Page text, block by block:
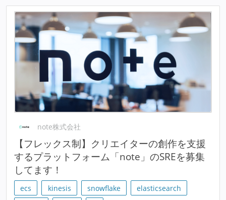
note株式会社
【フレックス制】クリエイターの創作を支援
するプラットフォーム「note」のSREを募集
してます！
ecs kinesis snowflake
elasticsearch